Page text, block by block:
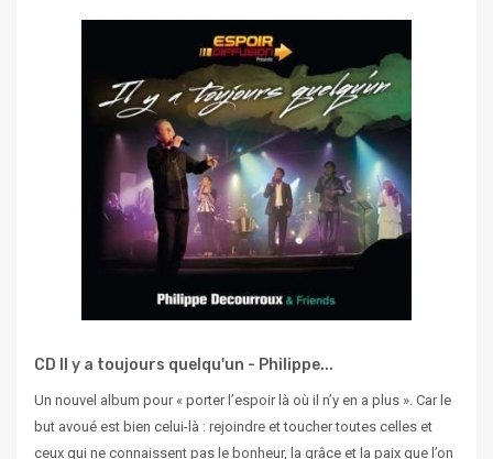
CD Il y a toujours quelqu'un - Philippe...
Un nouvel album pour « porter l’espoir là où il n’y en a plus ». Car le
but avoué est bien celui-là : rejoindre et toucher toutes celles et
ceux qui ne connaissent pas le bonheur, la grâce et la paix que l’on